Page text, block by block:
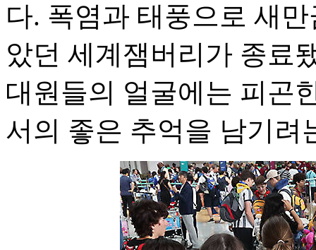
다. 폭염과 태풍으로 새
았던 세계잼버리가 종료
대원들의 얼굴에는 피곤
서의 좋은 추억을 남기려